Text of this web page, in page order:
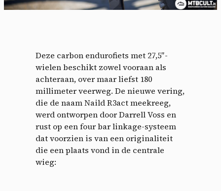
Deze carbon endurofiets met 27,5″-
wielen beschikt zowel vooraan als
achteraan, over maar liefst 180
millimeter veerweg. De nieuwe vering,
die de naam Naild R3act meekreeg,
werd ontworpen door Darrell Voss en
rust op een four bar linkage-systeem
dat voorzien is van een originaliteit
die een plaats vond in de centrale
wieg: